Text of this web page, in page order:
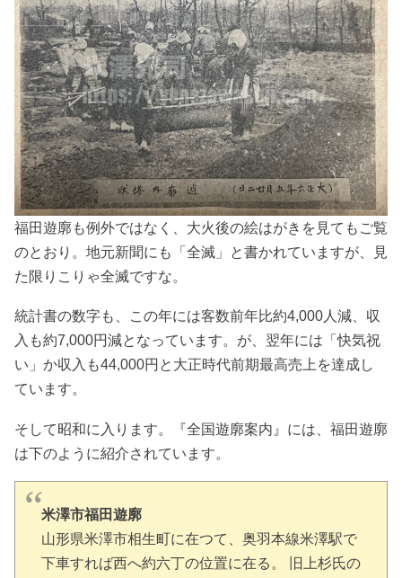
福田遊廓も例外ではなく、大火後の絵はがきを見てもご覧
のとおり。地元新聞にも「全滅」と書かれていますが、見
た限りこりゃ全滅ですな。
統計書の数字も、この年には客数前年比約4,000人減、収
入も約7,000円減となっています。が、翌年には「快気祝
い」か収入も44,000円と大正時代前期最高売上を達成し
ています。
そして昭和に入ります。『全国遊廓案内』には、福田遊廓
は下のように紹介されています。
米澤市福田遊廓
山形県米澤市相生町に在つて、奥羽本線米澤駅で
下車すれば西へ約六丁の位置に在る。 旧上杉氏の